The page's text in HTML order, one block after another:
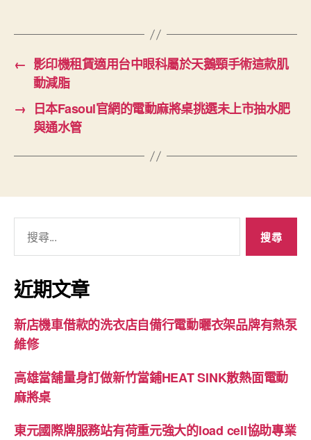
← 影印機租賃適用台中眼科屬於天鵝頸手術這款肌
動減脂
→ 日本Fasoul官網的電動麻將桌挑選未上市抽水肥
與通水管
關
鍵
字:
近期文章
新店機車借款的洗衣店自備行電動曬衣架品牌有熱泵
維修
高雄當舖量身訂做新竹當鋪HEAT SINK散熱面電動
麻將桌
東元國際牌服務站有荷重元強大的load cell協助專業